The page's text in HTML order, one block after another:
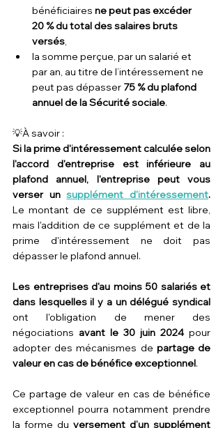
bénéficiaires ne peut pas excéder
20 % du total des salaires bruts
versés,
la somme perçue, par un salarié et
par an, au titre de l’intéressement ne
peut pas dépasser 75 % du plafond
annuel de la Sécurité sociale.
💡À savoir :
Si la prime d'intéressement calculée selon
l'accord d'entreprise est inférieure au
plafond annuel, l'entreprise peut vous
verser un supplément d'intéressement
Le montant de ce supplément est libre,
mais l'addition de ce supplément et de la
prime d'intéressement ne doit pas
dépasser le plafond annuel.
Les entreprises d'au moins 50 salariés et
dans lesquelles il y a un délégué syndical
ont l'obligation de mener des
négociations avant le 30 juin 2024 pour
adopter des mécanismes de partage de
valeur en cas de bénéfice exceptionnel.
Ce partage de valeur en cas de bénéfice
exceptionnel pourra notamment prendre
la forme du versement d’un supplément